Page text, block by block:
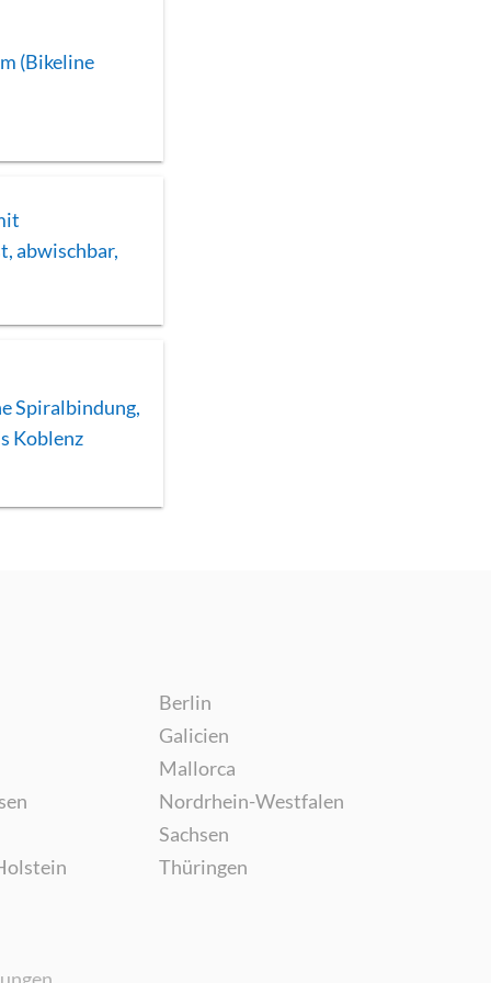
(Bikeline
abwischbar,
Spiralbindung,
Koblenz
Berlin
Galicien
Mallorca
Nordrhein-Westfalen
Sachsen
Thüringen